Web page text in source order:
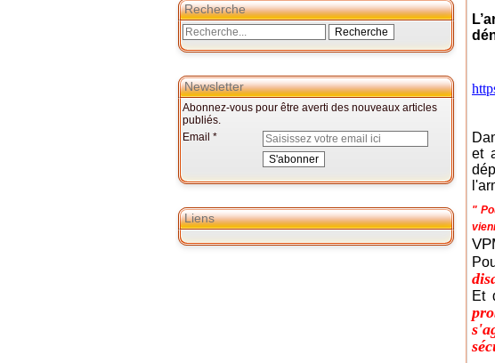
Recherche
Newsletter
Abonnez-vous pour être averti des nouveaux articles
publiés.
Email
Liens
et
"
Et